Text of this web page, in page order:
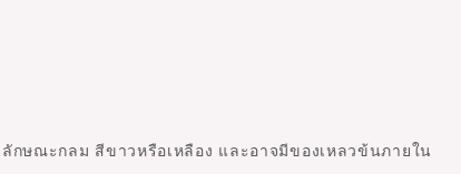
กษณะกลม สีขาวหรือเหลือง และอาจมีของเหลวข้นภายใน